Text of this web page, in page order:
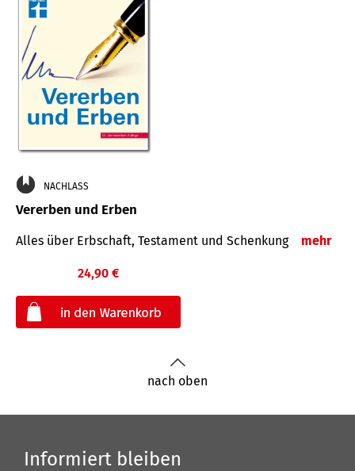
NACHLASS
Vererben und Erben
Alles über Erbschaft, Testament und Schenkung mehr
24,90 €
nach oben
Informiert bleiben